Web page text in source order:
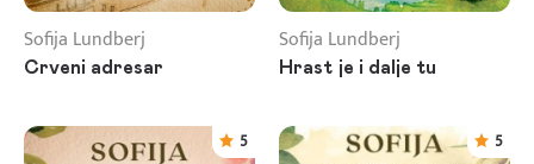
Sofija Lundberj
Crveni adresar
Sofija Lundberj
Hrast je i dalje tu
5 5